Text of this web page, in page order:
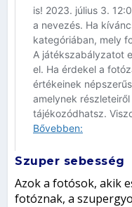
Szuper sebesség
Azok a fotósok, akik
fotóznak, a